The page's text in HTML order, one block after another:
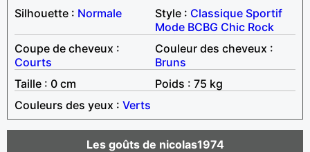
Silhouette : Normale Style : Classique Sportif
Mode BCBG Chic Rock
Coupe de cheveux :
Courts
Couleur des cheveux :
Bruns
Taille : 0 cm
Poids : 75 kg
Couleurs des yeux : Verts
Les goûts de nicolas1974